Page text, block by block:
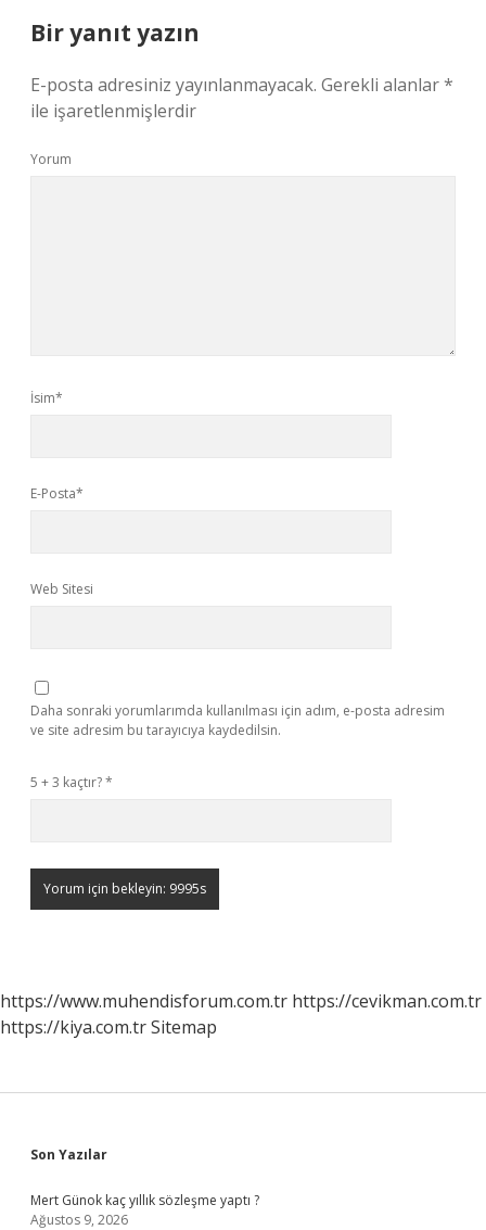
Bir yanıt yazın
E-posta adresiniz yayınlanmayacak. Gerekli alanlar*
ile işaretlenmişlerdir
Yorum
İsim*
E-Posta*
Web Sitesi
Daha sonraki yorumlarımda kullanılması için adım, e-posta adresim
ve site adresim bu tarayıcıya kaydedilsin.
5 + 3 kaçtır?*
https://www.muhendisforum.com.tr https://cevikman.com.tr
https://kiya.com.trSitemap
Sidebar
Son Yazılar
Mert Günok kaç yıllık sözleşme yaptı ?
Ağustos 9, 2026